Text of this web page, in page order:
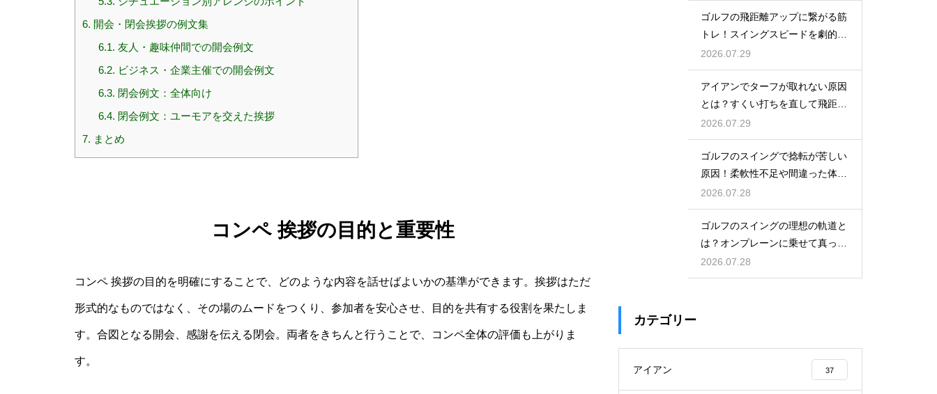
6. 開会・閉会挨拶の例文集
6.1. 友人・趣味仲間での開会例文
6.2. ビジネス・企業主催での開会例文
6.3. 閉会例文：全体向け
6.4. 閉会例文：ユーモアを交えた挨拶
7. まとめ
コンペ 挨拶の目的と重要性
コンペ 挨拶の目的を明確にすることで、どのような内容を話せばよいかの基準ができます。挨拶はただ
形式的なものではなく、その場のムードをつくり、参加者を安心させ、目的を共有する役割を果たしま
す。合図となる開会、感謝を伝える閉会。両者をきちんと行うことで、コンペ全体の評価も上がりま
す。
ゴルフの飛距離アップに繋がる筋
トレ！スイングスピードを劇的に
上げる鍛え方
2026.07.29
アイアンでターフが取れない原因
とは？すくい打ちを直して飛距離
を伸ばす
2026.07.29
ゴルフのスイングで捻転が苦しい
原因！柔軟性不足や間違った体の
使い方
2026.07.28
ゴルフのスイングの理想の軌道と
は？オンプレーンに乗せて真っ直
ぐ飛ばす
2026.07.28
カテゴリー
アイアン 37